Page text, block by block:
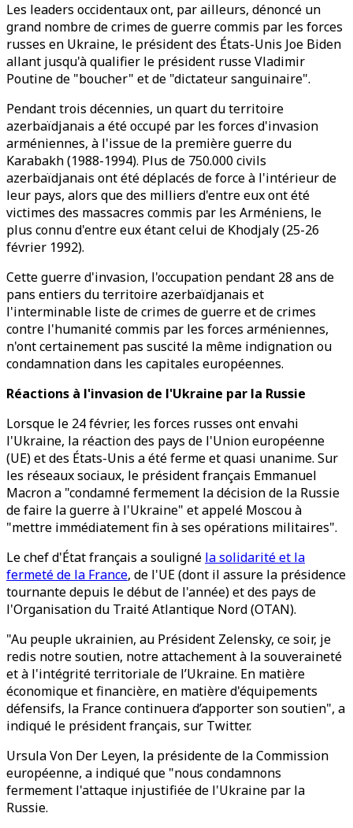
Les leaders occidentaux ont, par ailleurs, dénoncé un
grand nombre de crimes de guerre commis par les forces
russes en Ukraine, le président des États-Unis Joe Biden
allant jusqu'à qualifier le président russe Vladimir
Poutine de "boucher" et de "dictateur sanguinaire".
Pendant trois décennies, un quart du territoire
azerbaïdjanais a été occupé par les forces d'invasion
arméniennes, à l'issue de la première guerre du
Karabakh (1988-1994). Plus de 750.000 civils
azerbaïdjanais ont été déplacés de force à l'intérieur de
leur pays, alors que des milliers d'entre eux ont été
victimes des massacres commis par les Arméniens, le
plus connu d'entre eux étant celui de Khodjaly (25-26
février 1992).
Cette guerre d'invasion, l'occupation pendant 28 ans de
pans entiers du territoire azerbaïdjanais et
l'interminable liste de crimes de guerre et de crimes
contre l'humanité commis par les forces arméniennes,
n'ont certainement pas suscité la même indignation ou
condamnation dans les capitales européennes.
Réactions à l'invasion de l'Ukraine par la Russie
Lorsque le 24 février, les forces russes ont envahi
l'Ukraine, la réaction des pays de l'Union européenne
(UE) et des États-Unis a été ferme et quasi unanime. Sur
les réseaux sociaux, le président français Emmanuel
Macron a "condamné fermement la décision de la Russie
de faire la guerre à l'Ukraine" et appelé Moscou à
"mettre immédiatement fin à ses opérations militaires".
Le chef d'État français a souligné la solidarité et la
fermeté de la France, de l'UE (dont il assure la présidence
tournante depuis le début de l'année) et des pays de
l'Organisation du Traité Atlantique Nord (OTAN).
"Au peuple ukrainien, au Président Zelensky, ce soir, je
redis notre soutien, notre attachement à la souveraineté
et à l'intégrité territoriale de l’Ukraine. En matière
économique et financière, en matière d'équipements
défensifs, la France continuera d’apporter son soutien", a
indiqué le président français, sur Twitter.
Ursula Von Der Leyen, la présidente de la Commission
européenne, a indiqué que "nous condamnons
fermement l'attaque injustifiée de l'Ukraine par la
Russie.